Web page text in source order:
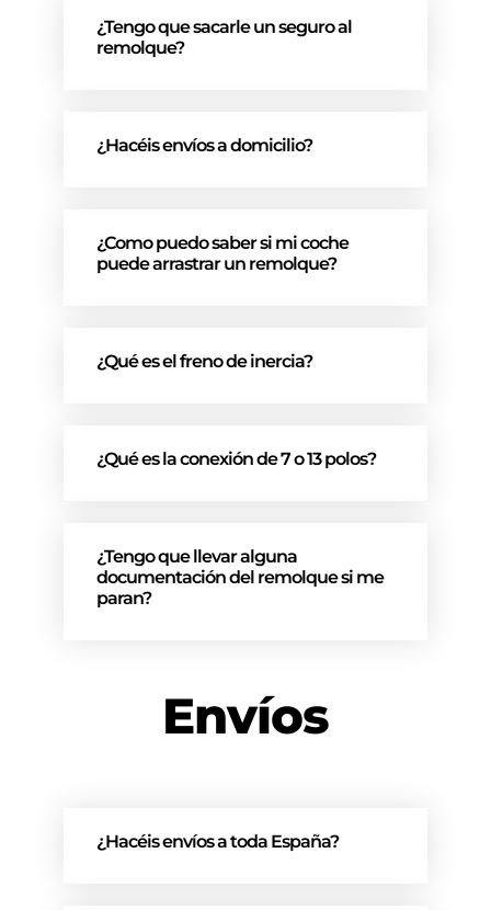
¿Tengo que sacarle un seguro al
remolque?
¿Hacéis envíos a domicilio?
¿Como puedo saber si mi coche
puede arrastrar un remolque?
¿Qué es el freno de inercia?
¿Qué es la conexión de 7 o 13 polos?
¿Tengo que llevar alguna
documentación del remolque si me
paran?
Envíos
¿Hacéis envíos a toda España?